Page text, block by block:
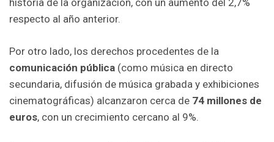
historia de la organización, con un aumento del 2,7%
respecto al año anterior.
Por otro lado, los derechos procedentes de la
comunicación pública (como música en directo
secundaria, difusión de música grabada y exhibiciones
cinematográficas) alcanzaron cerca de 74 millones de
euros, con un crecimiento cercano al 9%.